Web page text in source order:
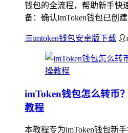
钱包的全流程，帮助新手快
备：确认ImToken钱包已创
imtoken钱包安卓版下载
imToken钱包怎么转币
教程
本教程专为imToken钱包新